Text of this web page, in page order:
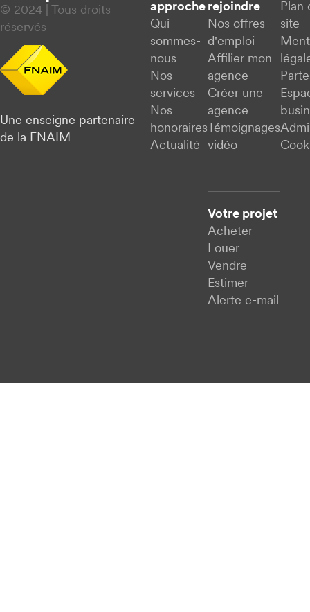
© 2024 | Tous droits
réservés
Une enseigne partenaire
de la FNAIM
approche
Qui
sommes-
nous
Nos
services
Nos
honoraires
Actualité
rejoindre
Nos offres
d'emploi
Affilier mon
agence
Créer une
agence
Témoignages
vidéo
Votre projet
Acheter
Louer
Vendre
Estimer
Alerte e-mail
Plan
site